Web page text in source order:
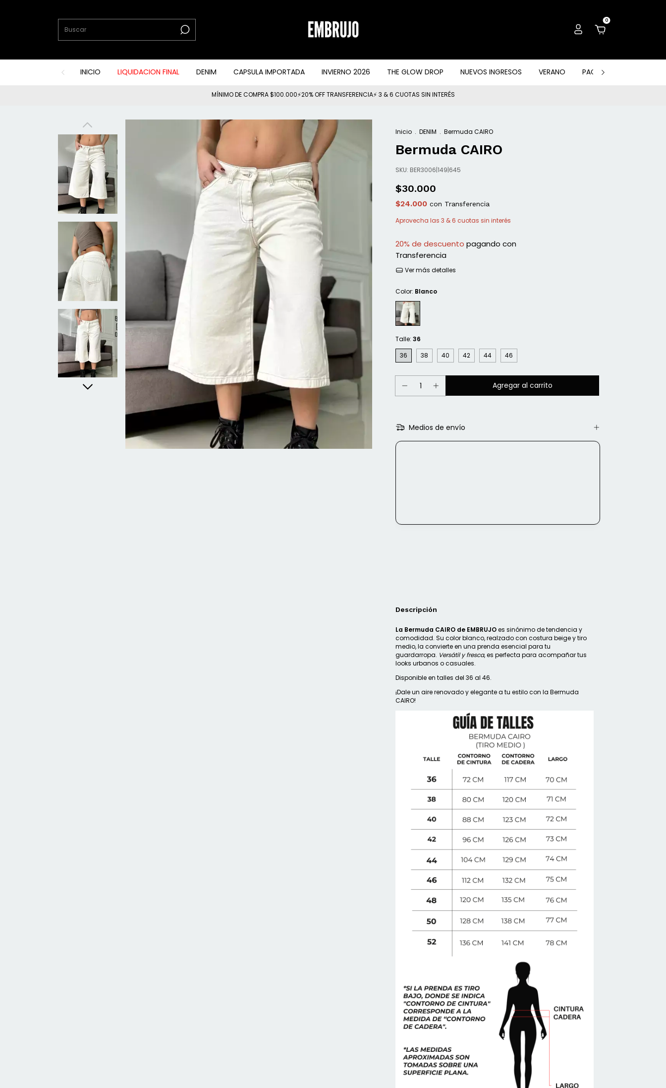
0
INICIO LIQUIDACION FINAL DENIM CAPSULA IMPORTADA INVIERNO 2026 THE GLOW DROP NUEVOS INGRESOS VERANO PACK, OUTLET & OTROS
MÍNIMO DE COMPRA $100.000⚡20% OFF TRANSFERENCIA⚡ 3 & 6 CUOTAS SIN INTERÉS
Inicio . DENIM . Bermuda CAIRO
Bermuda CAIRO
SKU: BER3006|149|645
$30.000
$24.000 con Transferencia
20% de descuento pagando con
Transferencia
Ver más detalles
Color: Blanco
Talle: 36
36
38 40 42 44 46
Medios de envío
Descripción
La Bermuda CAIRO de EMBRUJOes sinónimo de tendencia y
comodidad. Su color blanco, realzado con costura beige y tiro
medio, la convierte en una prenda esencial para tu
guardarropa. Versátil y fresca, es perfecta para acompañar tus
looks urbanos o casuales.
Disponible en talles del 36 al 46.
¡Dale un aire renovado y elegante a tu estilo con la Bermuda
CAIRO!